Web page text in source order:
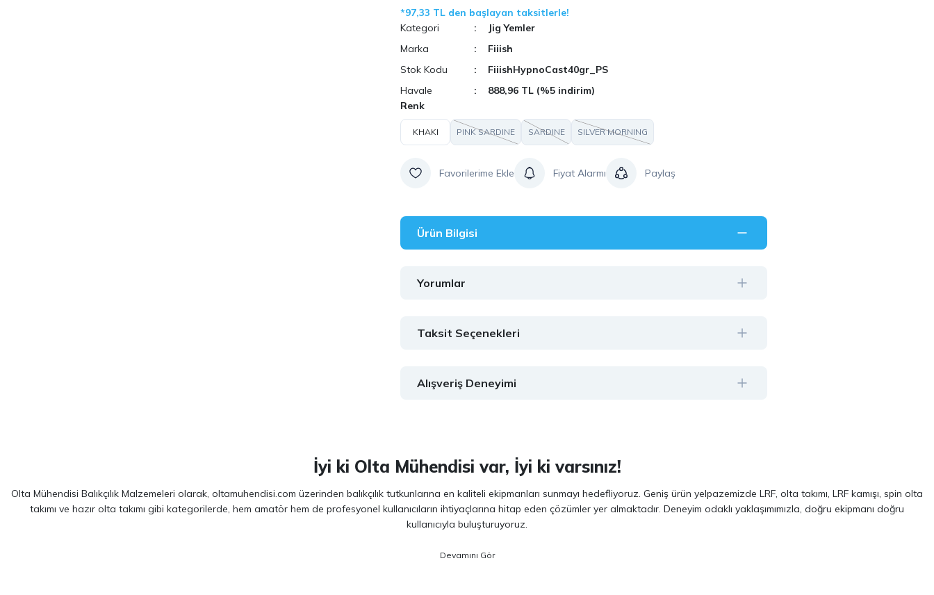
*97,33 TL den başlayan taksitlerle!
Kategori
Jig Yemler
Marka
Fiiish
Stok Kodu
FiiishHypnoCast40gr_PS
Havale
888,96 TL (%5 indirim)
Renk
KHAKI PINK SARDINE SARDINE SILVER MORNING
Fiyat Alarmı Paylaş
Ürün Bilgisi
Yorumlar
Taksit Seçenekleri
Alışveriş Deneyimi
İyi ki Olta Mühendisi var, İyi ki varsınız!
Olta Mühendisi Balıkçılık Malzemeleri olarak, oltamuhendisi.com üzerinden balıkçılık tutkunlarına en kaliteli ekipmanları sunmayı hedefliyoruz. Geniş ürün yelpazemizde LRF, olta takımı, LRF kamışı, spin olta
takımı ve hazır olta takımı gibi kategorilerde, hem amatör hem de profesyonel kullanıcıların ihtiyaçlarına hitap eden çözümler yer almaktadır. Deneyim odaklı yaklaşımımızla, doğru ekipmanı doğru
kullanıcıyla buluşturuyoruz.
Shimano, Daiwa, Hanfish, Fujin ve Ryuji gibi lider markaların en güncel ve performans odaklı modellerinden oluşur. Özellikle LRF avcılığı ve